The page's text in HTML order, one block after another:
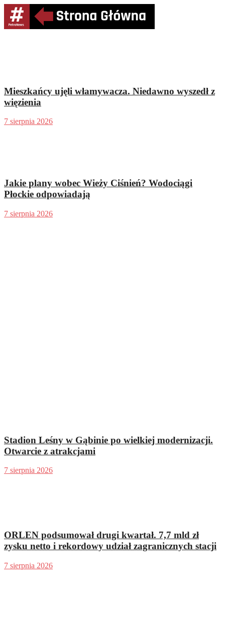
Mieszkańcy ujęli włamywacza. Niedawno wyszedł z
więzienia
7 sierpnia 2026
Jakie plany wobec Wieży Ciśnień? Wodociągi
Płockie odpowiadają
7 sierpnia 2026
Stadion Leśny w Gąbinie po wielkiej modernizacji.
Otwarcie z atrakcjami
7 sierpnia 2026
ORLEN podsumował drugi kwartał. 7,7 mld zł
zysku netto i rekordowy udział zagranicznych stacji
7 sierpnia 2026